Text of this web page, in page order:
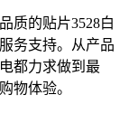
质的贴片3528白
务支持。从产品
都力求做到最
物体验。